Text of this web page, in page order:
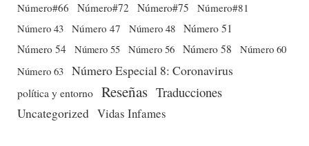
Número#66
Número#72 Número#75
Número#81
Número 43 Número 47 Número 48 Número 51
Número 54 Número 55 Número 56 Número 58
Número 60
Número 63 Número Especial 8: Coronavirus
política y entorno Reseñas Traducciones
Uncategorized Vidas Infames